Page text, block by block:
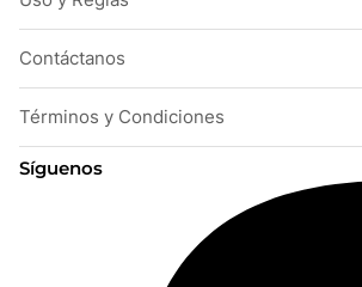
Contáctanos
Términos y Condiciones
Síguenos